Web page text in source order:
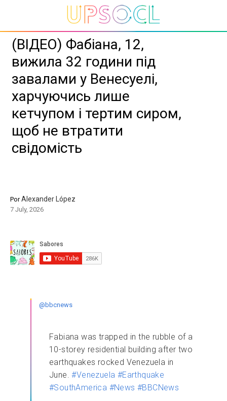
(ВІДЕО) Фабіана, 12,
вижила 32 години під
завалами у Венесуелі,
харчуючись лише
кетчупом і тертим сиром,
щоб не втратити
свідомість
PorAlexander López
7 July, 2026
@bbcnews
Fabiana was trapped in the rubble of a
10-storey residential building after two
earthquakes rocked Venezuela in
June.#Venezuela #Earthquake
#SouthAmerica #News #BBCNews